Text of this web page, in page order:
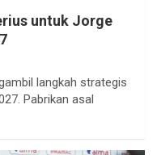
untuk Jorge
langkah strategis
Pabrikan asal